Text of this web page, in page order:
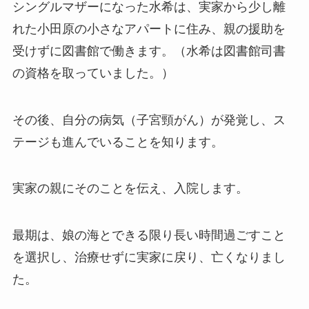
シングルマザーになった水希は、実家から少し離
れた小田原の小さなアパートに住み、親の援助を
受けずに図書館で働きます。（水希は図書館司書
の資格を取っていました。）
その後、自分の病気（子宮頸がん）が発覚し、ス
テージも進んでいることを知ります。
実家の親にそのことを伝え、入院します。
最期は、娘の海とできる限り長い時間過ごすこと
を選択し、治療せずに実家に戻り、亡くなりまし
た。